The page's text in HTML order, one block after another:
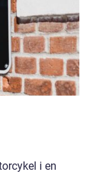
i en